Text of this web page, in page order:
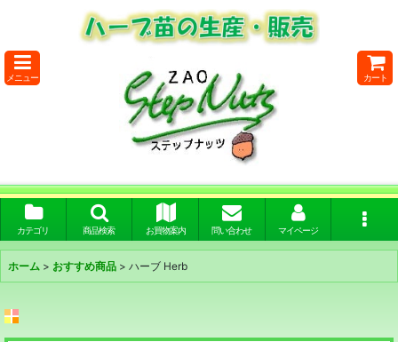
メニュー カート
カテゴリ 商品検索 お買物案内 問い合わせ マイページ
ホーム > おすすめ商品 > ハーブ Herb